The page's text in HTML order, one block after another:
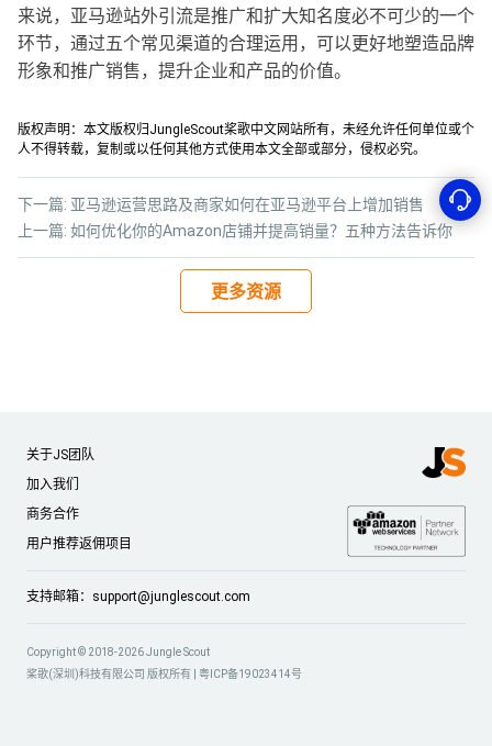
来说，亚马逊站外引流是推广和扩大知名度必不可少的一个
环节，通过五个常见渠道的合理运用，可以更好地塑造品牌
形象和推广销售，提升企业和产品的价值。
版权声明：本文版权归JungleScout桨歌中文网站所有，未经允许任何单位或个
人不得转载，复制或以任何其他方式使用本文全部或部分，侵权必究。
上一篇: 如何优化你的Amazon店铺并提高销量？五种方法告诉你
下一篇: 亚马逊运营思路及商家如何在亚马逊平台上增加销售
更多资源
关于JS团队
加入我们
商务合作
用户推荐返佣项目
支持邮箱： support@junglescout.com
Copyright © 2018-2026 Jungle Scout
桨歌(深圳)科技有限公司 版权所有 | 粤ICP备19023414号